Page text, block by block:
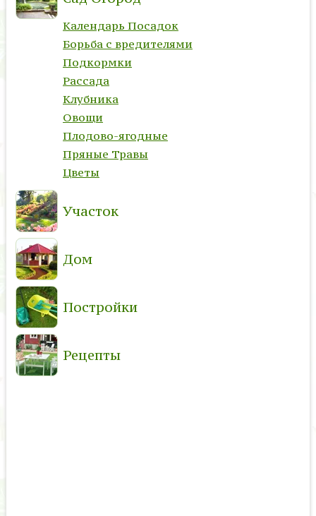
Календарь Посадок
Борьба с вредителями
Подкормки
Рассада
Клубника
Овощи
Плодово-ягодные
Пряные Травы
Цветы
Участок
Дом
Постройки
Рецепты